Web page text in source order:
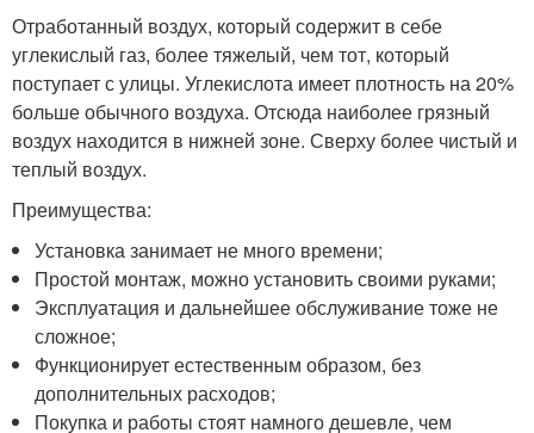
Отработанный воздух, который содержит в себе
углекислый газ, более тяжелый, чем тот, который
поступает с улицы. Углекислота имеет плотность на 20%
больше обычного воздуха. Отсюда наиболее грязный
воздух находится в нижней зоне. Сверху более чистый и
теплый воздух.
Преимущества:
Установка занимает не много времени;
Простой монтаж, можно установить своими руками;
Эксплуатация и дальнейшее обслуживание тоже не
сложное;
Функционирует естественным образом, без
дополнительных расходов;
Покупка и работы стоят намного дешевле, чем